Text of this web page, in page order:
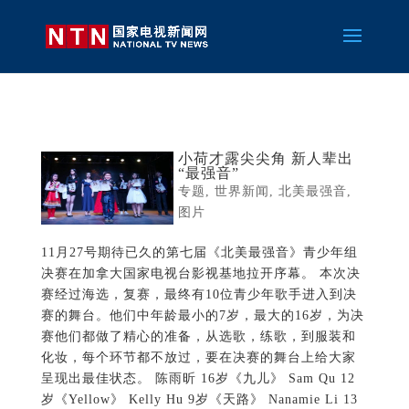
小荷才露尖尖角 新人辈出
“最强音”
专题 , 世界新闻 , 北美最强音,
图片
11月27号期待已久的第七届《北美最强音》青少年组
决赛在加拿大国家电视台影视基地拉开序幕。 本次决
赛经过海选，复赛，最终有10位青少年歌手进入到决
赛的舞台。他们中年龄最小的7岁，最大的16岁，为决
赛他们都做了精心的准备，从选歌，练歌，到服装和
化妆，每个环节都不放过，要在决赛的舞台上给大家
呈现出最佳状态。 陈雨昕 16岁《九儿》 Sam Qu 12
岁《Yellow》 Kelly Hu 9岁《天路》 Nanamie Li 13